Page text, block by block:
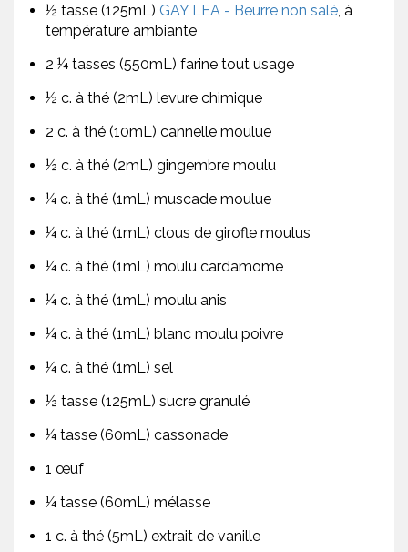
½ tasse (125mL) GAY LEA - Beurre non salé, à
température ambiante
2 ¼ tasses (550mL) farine tout usage
½ c. à thé (2mL) levure chimique
2 c. à thé (10mL) cannelle moulue
½ c. à thé (2mL) gingembre moulu
¼ c. à thé (1mL) muscade moulue
¼ c. à thé (1mL) clous de girofle moulus
¼ c. à thé (1mL) moulu cardamome
¼ c. à thé (1mL) moulu anis
¼ c. à thé (1mL) blanc moulu poivre
¼ c. à thé (1mL) sel
½ tasse (125mL) sucre granulé
¼ tasse (60mL) cassonade
1 œuf
¼ tasse (60mL) mélasse
1 c. à thé (5mL) extrait de vanille